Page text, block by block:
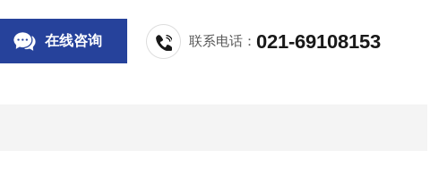
在线咨询 联系电话：021-69108153